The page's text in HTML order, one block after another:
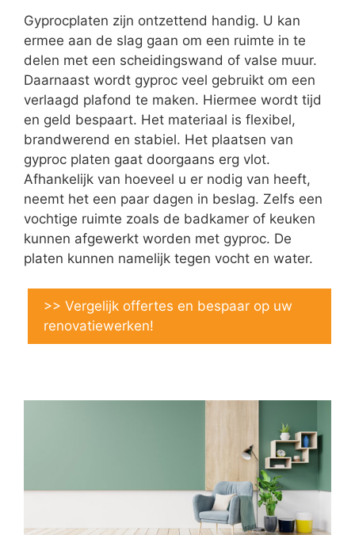
Gyprocplaten zijn ontzettend handig. U kan
ermee aan de slag gaan om een ruimte in te
delen met een scheidingswand of valse muur.
Daarnaast wordt gyproc veel gebruikt om een
verlaagd plafond te maken. Hiermee wordt tijd
en geld bespaart. Het materiaal is flexibel,
brandwerend en stabiel. Het plaatsen van
gyproc platen gaat doorgaans erg vlot.
Afhankelijk van hoeveel u er nodig van heeft,
neemt het een paar dagen in beslag. Zelfs een
vochtige ruimte zoals de badkamer of keuken
kunnen afgewerkt worden met gyproc. De
platen kunnen namelijk tegen vocht en water.
>> Vergelijk offertes en bespaar op uw
renovatiewerken!